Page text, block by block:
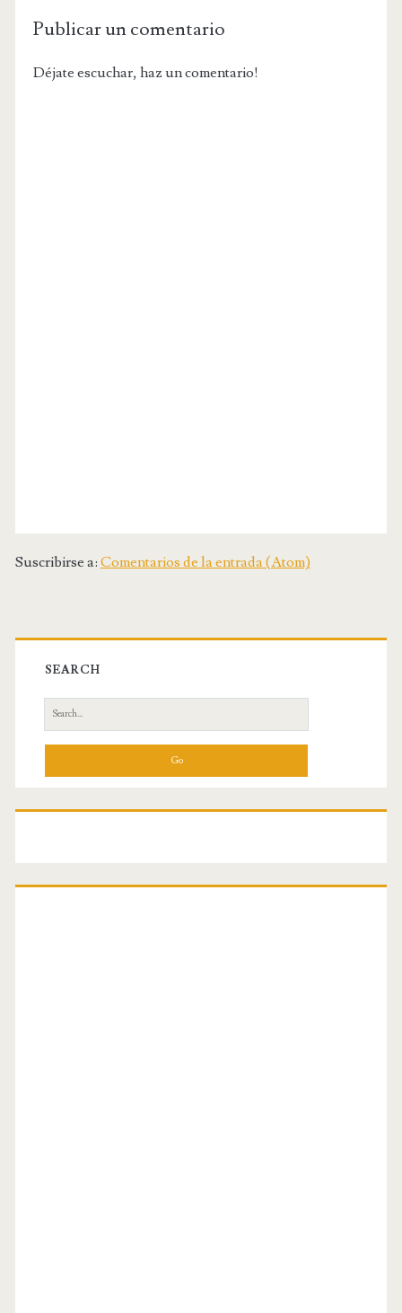
Publicar un comentario
Déjate escuchar, haz un comentario!
Suscribirse a: Comentarios de la entrada (Atom)
SEARCH
e
r
h
r